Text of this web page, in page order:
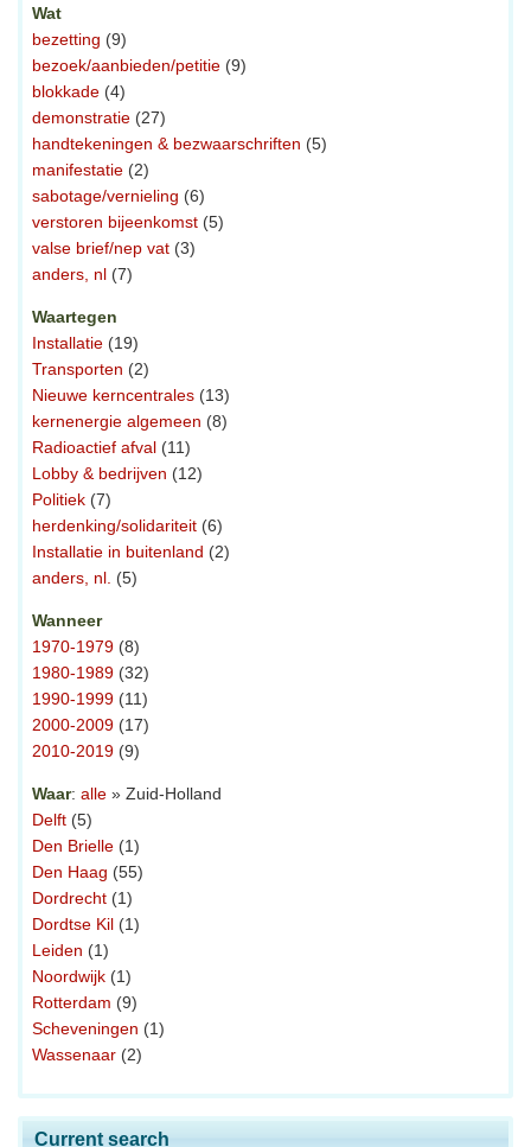
Wat
bezetting (9)
bezoek/aanbieden/petitie (9)
blokkade (4)
demonstratie (27)
handtekeningen & bezwaarschriften (5)
manifestatie (2)
sabotage/vernieling (6)
verstoren bijeenkomst (5)
valse brief/nep vat (3)
anders, nl (7)
Waartegen
Installatie (19)
Transporten (2)
Nieuwe kerncentrales (13)
kernenergie algemeen (8)
Radioactief afval (11)
Lobby & bedrijven (12)
Politiek (7)
herdenking/solidariteit (6)
Installatie in buitenland (2)
anders, nl. (5)
Wanneer
1970-1979 (8)
1980-1989 (32)
1990-1999 (11)
2000-2009 (17)
2010-2019 (9)
Waar: alle » Zuid-Holland
Delft (5)
Den Brielle (1)
Den Haag (55)
Dordrecht (1)
Dordtse Kil (1)
Leiden (1)
Noordwijk (1)
Rotterdam (9)
Scheveningen (1)
Wassenaar (2)
Current search